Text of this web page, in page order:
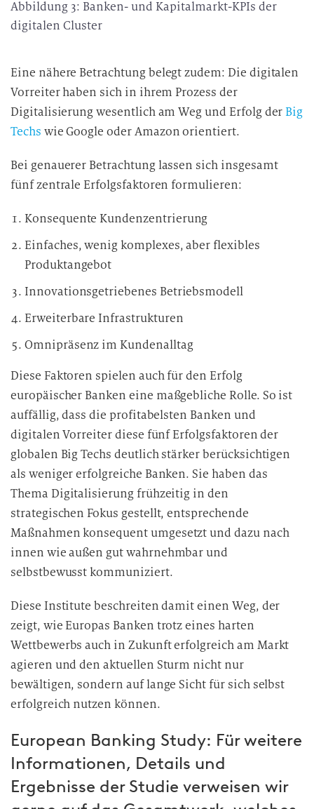
Abbildung 3: Banken- und Kapitalmarkt-KPIs der
digitalen Cluster
Eine nähere Betrachtung belegt zudem: Die digitalen
Vorreiter haben sich in ihrem Prozess der
Digitalisierung wesentlich am Weg und Erfolg derBig
Techs wie Google oder Amazon orientiert.
Bei genauerer Betrachtung lassen sich insgesamt
fünf zentrale Erfolgsfaktoren formulieren:
Konsequente Kundenzentrierung
Einfaches, wenig komplexes, aber flexibles
Produktangebot
Innovationsgetriebenes Betriebsmodell
Erweiterbare Infrastrukturen
Omnipräsenz im Kundenalltag
Diese Faktoren spielen auch für den Erfolg
europäischer Banken eine maßgebliche Rolle. So ist
auffällig, dass die profitabelsten Banken und
digitalen Vorreiter diese fünf Erfolgsfaktoren der
globalen Big Techs deutlich stärker berücksichtigen
als weniger erfolgreiche Banken. Sie haben das
Thema Digitalisierung frühzeitig in den
strategischen Fokus gestellt, entsprechende
Maßnahmen konsequent umgesetzt und dazu nach
innen wie außen gut wahrnehmbar und
selbstbewusst kommuniziert.
Diese Institute beschreiten damit einen Weg, der
zeigt, wie Europas Banken trotz eines harten
Wettbewerbs auch in Zukunft erfolgreich am Markt
agieren und den aktuellen Sturm nicht nur
bewältigen, sondern auf lange Sicht für sich selbst
erfolgreich nutzen können.
European Banking Study: Für weitere
Informationen, Details und
Ergebnisse der Studie verweisen wir